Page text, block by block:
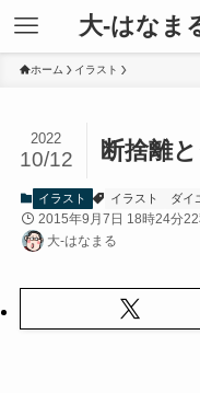
大-はなま
ホーム イラスト
断捨離
2022
10/12
イラスト イラスト ダイ
2015年9月7日 18時24分
大-はなまる